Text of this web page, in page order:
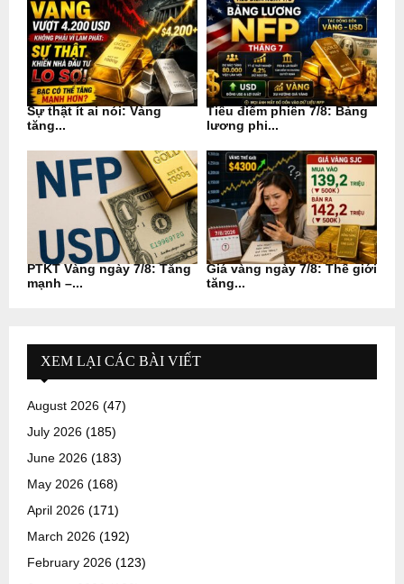
Sự thật ít ai nói: Vàng
tăng...
Tiêu điểm phiên 7/8: Bảng
lương phi...
PTKT Vàng ngày 7/8: Tăng
mạnh –...
Giá vàng ngày 7/8: Thế giới
tăng...
XEM LẠI CÁC BÀI VIẾT
August 2026 (47)
July 2026 (185)
June 2026 (183)
May 2026 (168)
April 2026 (171)
March 2026 (192)
February 2026 (123)